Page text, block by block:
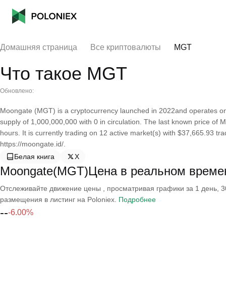
Домашняя страница Все криптовалюты MGT
Что такое MGT
Обновлено:
Moongate (MGT) is a cryptocurrency launched in 2022and operates
supply of 1,000,000,000 with 0 in circulation. The last known price of
hours. It is currently trading on 12 active market(s) with $37,665.93
https://moongate.id/.
Белая книга
X
Moongate(MGT)Цена в реальном
Отслеживайте движение цены , просматривая графики за 1 день,
размещения в листинг на Poloniex. Подробнее
---6.00%